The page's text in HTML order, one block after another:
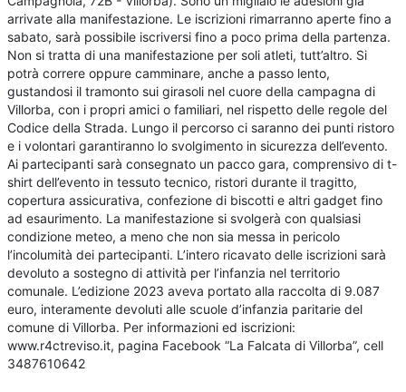
arrivate alla manifestazione. Le iscrizioni rimarranno aperte fino a
sabato, sarà possibile iscriversi fino a poco prima della partenza.
Non si tratta di una manifestazione per soli atleti, tutt’altro. Si
potrà correre oppure camminare, anche a passo lento,
gustandosi il tramonto sui girasoli nel cuore della campagna di
Villorba, con i propri amici o familiari, nel rispetto delle regole del
Codice della Strada. Lungo il percorso ci saranno dei punti ristoro
e i volontari garantiranno lo svolgimento in sicurezza dell’evento.
Ai partecipanti sarà consegnato un pacco gara, comprensivo di t-
shirt dell’evento in tessuto tecnico, ristori durante il tragitto,
copertura assicurativa, confezione di biscotti e altri gadget fino
ad esaurimento. La manifestazione si svolgerà con qualsiasi
condizione meteo, a meno che non sia messa in pericolo
l’incolumità dei partecipanti. L’intero ricavato delle iscrizioni sarà
devoluto a sostegno di attività per l’infanzia nel territorio
comunale. L’edizione 2023 aveva portato alla raccolta di 9.087
euro, interamente devoluti alle scuole d’infanzia paritarie del
comune di Villorba. Per informazioni ed iscrizioni:
www.r4ctreviso.it, pagina Facebook “La Falcata di Villorba”, cell
3487610642